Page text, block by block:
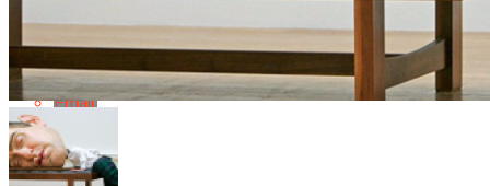
Whatsapp
Email